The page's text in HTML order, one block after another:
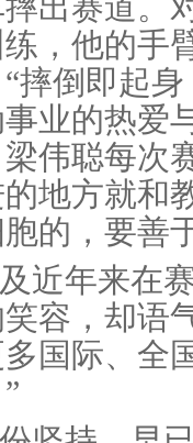
出赛道。
，他的手
摔倒即起
业的热爱
伟聪每次
地方就和
的，要善
近年来在
容，却语
国际、全